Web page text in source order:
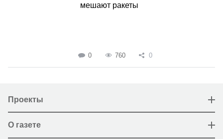
мешают ракеты
0 760 0
Проекты
О газете